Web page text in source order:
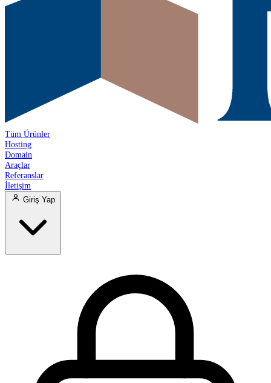
Tüm Ürünler
Hosting
Domain
Araçlar
Referanslar
İletişim
Giriş Yap